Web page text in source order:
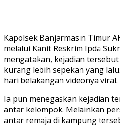
Kapolsek Banjarmasin Timur
melalui Kanit Reskrim Ipda
mengatakan, kejadian
kurang lebih sepekan yang
hari belakangan videonya viral.
Ia pun menegaskan kejadian
antar kelompok. Melainkan
antar remaja di kampung